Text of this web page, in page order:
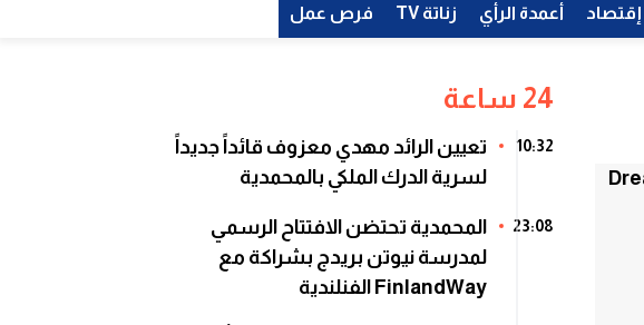
إقتصاد أعمدة الرأي زناتة TV فرص عمل
24 ساعة
10:32
تعيين الرائد مهدي معزوف قائداً جديداً
لسرية الدرك الملكي بالمحمدية
23:08
المحمدية تحتضن الافتتاح الرسمي
لمدرسة نيوتن بريدج بشراكة مع
FinlandWay الفنلندية